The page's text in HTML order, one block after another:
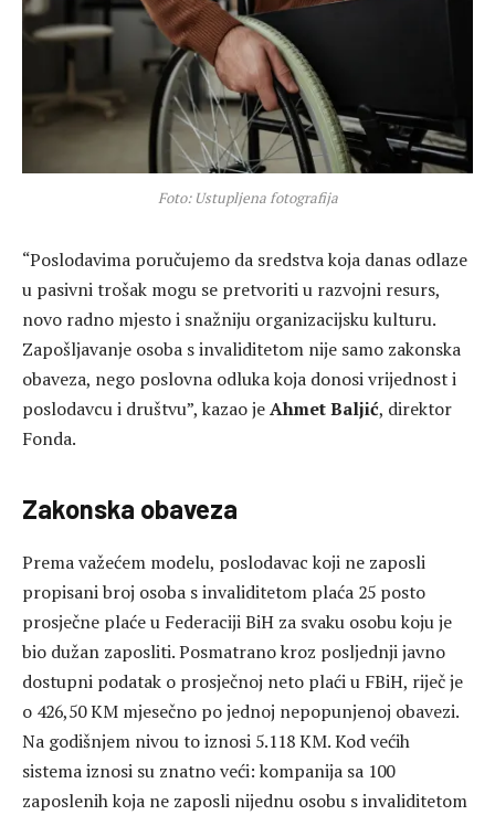
Foto: Ustupljena fotografija
“Poslodavima poručujemo da sredstva koja danas odlaze
u pasivni trošak mogu se pretvoriti u razvojni resurs,
novo radno mjesto i snažniju organizacijsku kulturu.
Zapošljavanje osoba s invaliditetom nije samo zakonska
obaveza, nego poslovna odluka koja donosi vrijednost i
poslodavcu i društvu”, kazao jeAhmet Baljić, direktor
Fonda.
Zakonska obaveza
Prema važećem modelu, poslodavac koji ne zaposli
propisani broj osoba s invaliditetom plaća 25 posto
prosječne plaće u Federaciji BiH za svaku osobu koju je
bio dužan zaposliti. Posmatrano kroz posljednji javno
dostupni podatak o prosječnoj neto plaći u FBiH, riječ je
o 426,50 KM mjesečno po jednoj nepopunjenoj obavezi.
Na godišnjem nivou to iznosi 5.118 KM. Kod većih
sistema iznosi su znatno veći: kompanija sa 100
zaposlenih koja ne zaposli nijednu osobu s invaliditetom